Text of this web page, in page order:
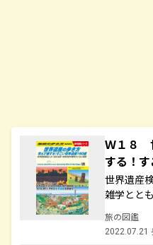
Ｗ１８
する！
世界遺産
雑学とと
旅の図鑑
2022.07.21